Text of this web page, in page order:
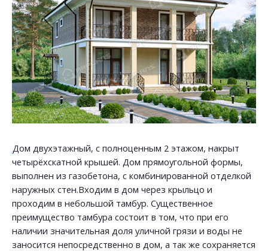
Дом двухэтажный, с полноценным 2 этажом, накрыт
четырёхскатной крышей. Дом прямоугольной формы,
выполнен из газобетона, с комбинированной отделкой
наружных стен.Входим в дом через крыльцо и
проходим в небольшой тамбур. Существенное
преимущество тамбура состоит в том, что при его
наличии значительная доля уличной грязи и воды не
заносится непосредственно в дом, а так же сохраняется